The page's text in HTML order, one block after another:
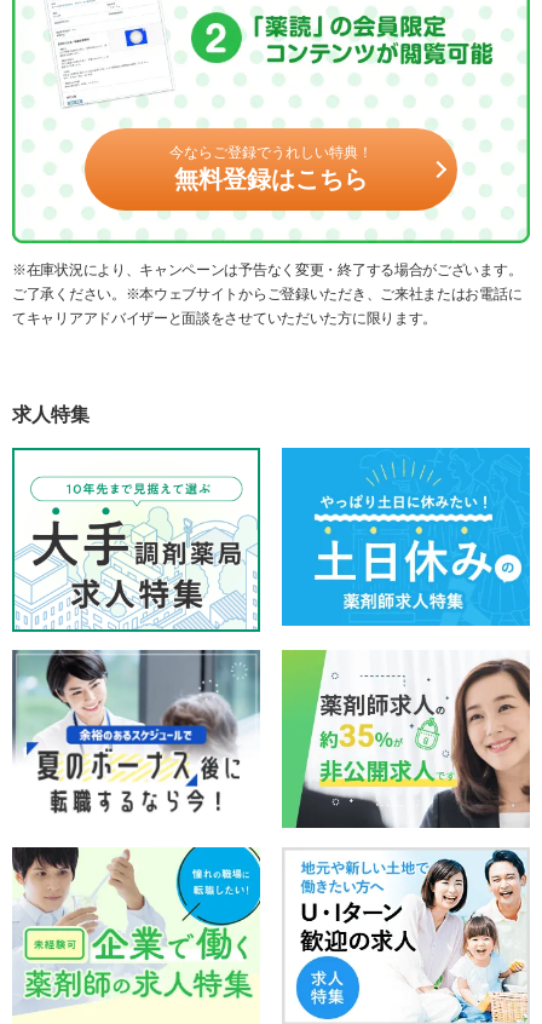
今ならご登録でうれしい特典！
無料登録はこちら
※在庫状況により、キャンペーンは予告なく変更・終了する場合がございます。
ご了承ください。※本ウェブサイトからご登録いただき、ご来社またはお電話に
てキャリアアドバイザーと面談をさせていただいた方に限ります。
求人特集